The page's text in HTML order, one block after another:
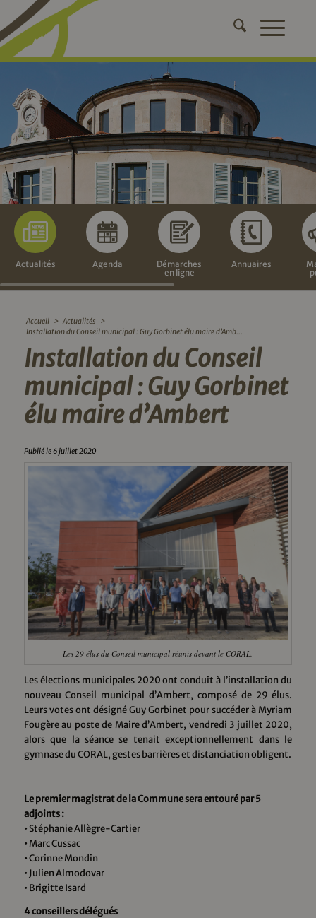
Actualités Agenda
Démarches
en ligne
Annuaires
Accueil > Actualités
>
Installation du Conseil municipal : Guy Gorbinet élu maire d’Amb...
Installation du Conseil
municipal : Guy Gorbinet
élu maire d’Ambert
Publié le 6 juillet 2020
Les 29 élus du Conseil municipal réunis devant le CORAL.
Les élections municipales 2020 ont conduit à l’installation du
nouveau Conseil municipal d’Ambert, composé de 29 élus.
Leurs votes ont désigné Guy Gorbinet pour succéder à Myriam
Fougère au poste de Maire d’Ambert, vendredi 3 juillet 2020,
alors que la séance se tenait exceptionnellement dans le
gymnase du CORAL, gestes barrières et distanciation obligent.
Le premier magistrat de la Commune sera entouré par 5
adjoints :
• Stéphanie Allègre-Cartier
• Marc Cussac
• Corinne Mondin
• Julien Almodovar
• Brigitte Isard
4 conseillers délégués